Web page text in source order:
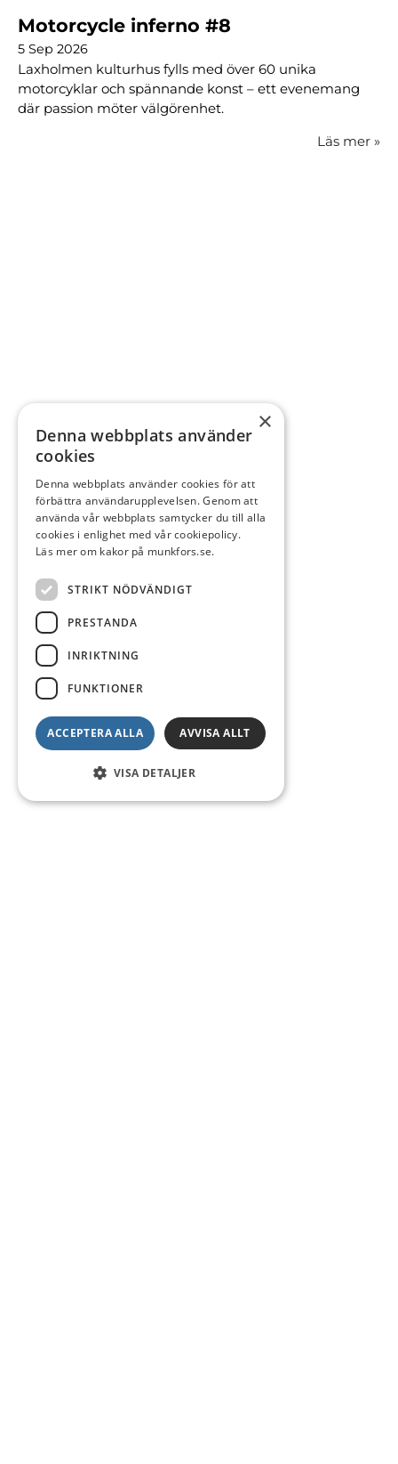
Motorcycle inferno #8
5 Sep 2026
Laxholmen kulturhus fylls med över 60 unika
motorcyklar och spännande konst – ett evenemang
där passion möter välgörenhet.
Läs mer »
×
Denna webbplats använder
cookies
Denna webbplats använder cookies för att
förbättra användarupplevelsen. Genom att
använda vår webbplats samtycker du till alla
cookies i enlighet med vår cookiepolicy.
Läs mer om kakor på munkfors.se.
STRIKT NÖDVÄNDIGT
PRESTANDA
INRIKTNING
FUNKTIONER
ACCEPTERA ALLA AVVISA ALLT
VISA DETALJER